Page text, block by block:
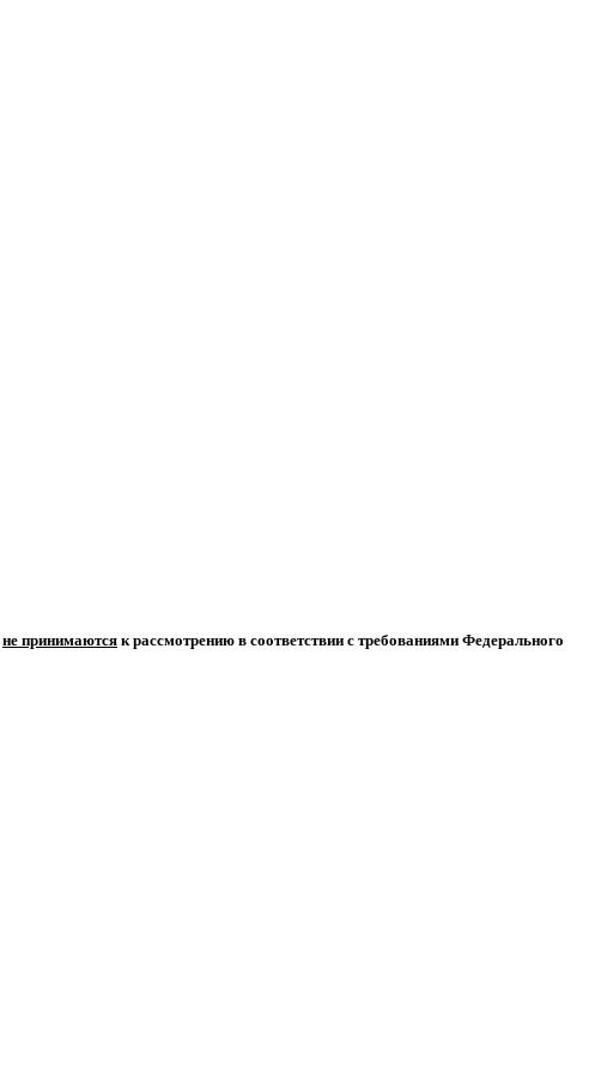
не принимаются к рассмотрению в соответствии с требованиями Федерального